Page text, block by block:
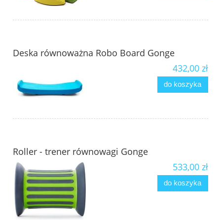
Deska równoważna Robo Board Gonge
432,00 zł
do koszyka
Roller - trener równowagi Gonge
533,00 zł
do koszyka